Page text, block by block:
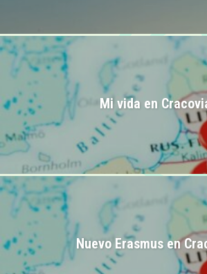
Mi vida en
Nuevo Erasmus en